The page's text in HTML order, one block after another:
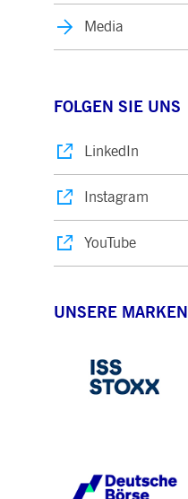
Media
FOLGEN SIE UNS
LinkedIn
Instagram
YouTube
UNSERE MARKEN